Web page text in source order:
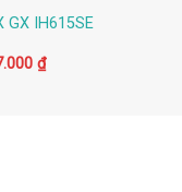
GX IH615SE
₫Giá
hiện